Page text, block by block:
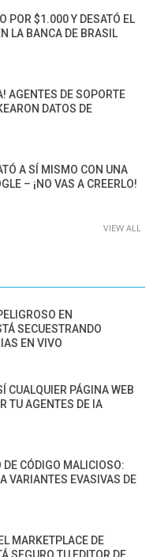
POR $1.000 Y DESATÓ EL
LA BANCA DE BRASIL
AGENTES DE SOPORTE
DATOS DE
A SÍ MISMO CON UNA
– ¡NO VAS A CREERLO!
VIEW ALL
EN
SECUESTRANDO
EN VIVO
CUALQUIER PÁGINA WEB
TU AGENTES DE IA
DE CÓDIGO MALICIOSO:
VARIANTES EVASIVAS DE
MARKETPLACE DE